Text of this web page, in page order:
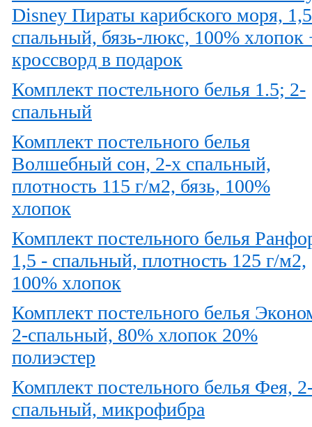
Disney Пираты карибского моря,
cпальный, бязь-люкс, 100% хлопок
кроссворд в подарок
Комплект постельного белья 1.5; 2-
спальный
Комплект постельного белья
Волшебный сон, 2-х спальный,
плотность 115 г/м2, бязь, 100%
хлопок
Комплект постельного белья
1,5 - спальный, плотность 125 г/м2,
100% хлопок
Комплект постельного белья
2-спальный, 80% хлопок 20%
полиэстер
Комплект постельного белья Фея,
спальный, микрофибра